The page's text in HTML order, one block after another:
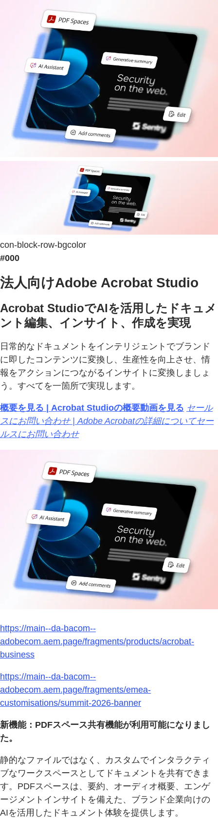
con-block-row-bgcolor
#000
法人向けAdobe Acrobat Studio
Acrobat StudioでAIを活用したドキュメ
ント編集、インサイト、作成を実現
日常的なドキュメントをインテリジェントでブランド
に即したコンテンツに変換し、生産性を向上させ、情
報をアクションにつながるインサイトに変換しましょ
う。すべてを一箇所で実現します。
概要を見る | Acrobat Studioの概要動画を見る セール
スにお問い合わせ | Adobe Acrobatの詳細についてセー
ルスにお問い合わせ
https://main--da-bacom--
adobecom.aem.page/fragments/products/acrobat-
business
https://main--da-bacom--
adobecom.aem.page/fragments/emea-
customisations/summit-2026-banner
新機能：PDFスペース共有機能が利用可能になりまし
た。
静的なファイルではなく、カスタムでインタラクティ
ブなワークスペースとしてドキュメントを共有できま
す。PDFスペースは、要約、オーディオ概要、エンゲ
ージメントインサイトを備えた、ブランド企業向けの
AIを活用したドキュメント体験を提供します。